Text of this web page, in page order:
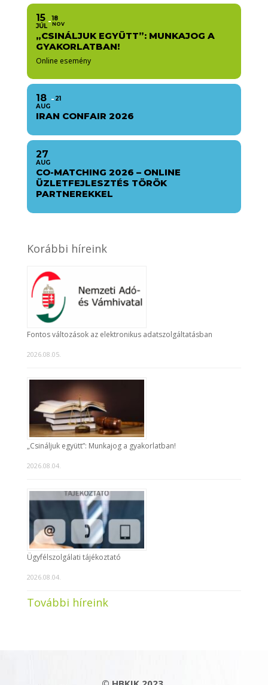
15
JÚL
18
NOV
„CSINÁLJUK EGYÜTT”: MUNKAJOG A
GYAKORLATBAN!
Online esemény
18
AUG
21
IRAN CONFAIR 2026
27
AUG
CO-MATCHING 2026 – ONLINE
ÜZLETFEJLESZTÉS TÖRÖK
PARTNEREKKEL
Korábbi híreink
Fontos változások az elektronikus adatszolgáltatásban
2026.08.05.
„Csináljuk együtt”: Munkajog a gyakorlatban!
2026.08.04.
Ügyfélszolgálati tájékoztató
2026.08.04.
További híreink